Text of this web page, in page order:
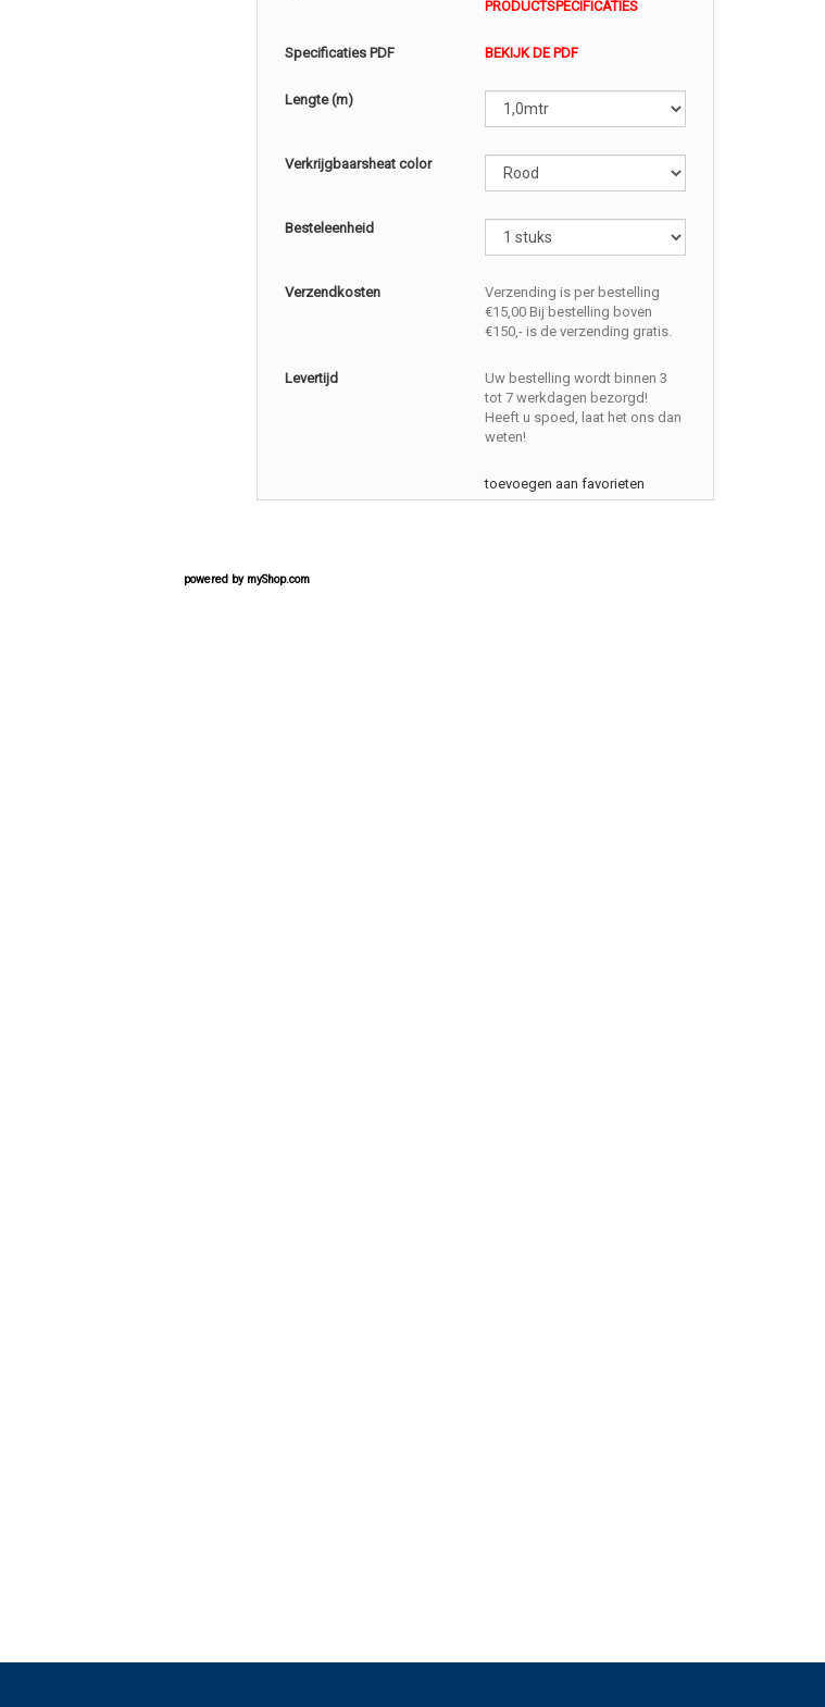
PRODUCTSPECIFICATIES
Specificaties PDF BEKIJK DE PDF
Lengte (m)
Verkrijgbaarsheat color
Besteleenheid
Verzendkosten
Verzending is per bestelling
€15,00 Bij bestelling boven
€150,- is de verzending gratis.
Levertijd
Uw bestelling wordt binnen 3
tot 7 werkdagen bezorgd!
Heeft u spoed, laat het ons dan
weten!
toevoegen aan favorieten
powered by myShop.com